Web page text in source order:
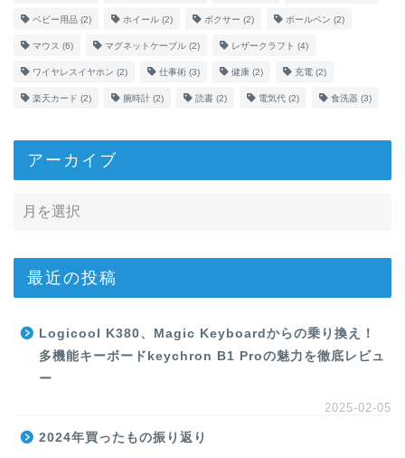
ベビー用品 (2) ホイール (2) ボクサー (2) ボールペン (2)
マウス (6) マグネットケーブル (2) レザークラフト (4)
ワイヤレスイヤホン (2) 仕事術 (3) 健康 (2) 充電 (2)
楽天カード (2) 腕時計 (2) 読書 (2) 電気代 (2) 食洗器 (3)
アーカイブ
最近の投稿
Logicool K380、Magic Keyboardからの乗り換え！
多機能キーボードkeychron B1 Proの魅力を徹底レビュ
ー
2025-02-05
2024年買ったもの振り返り